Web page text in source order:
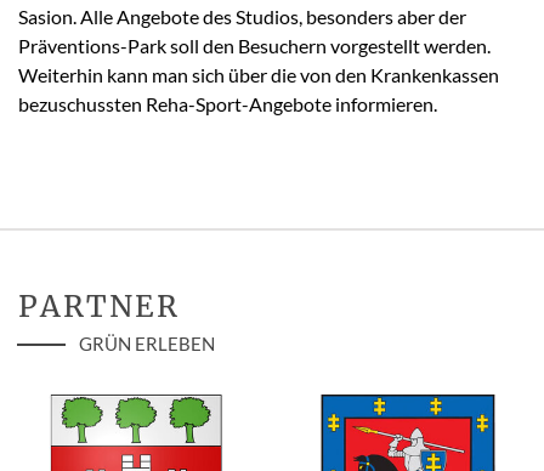
Sasion. Alle Angebote des Studios, besonders aber der
Präventions-Park soll den Besuchern vorgestellt werden.
Weiterhin kann man sich über die von den Krankenkassen
bezuschussten Reha-Sport-Angebote informieren.
PARTNER
GRÜN ERLEBEN